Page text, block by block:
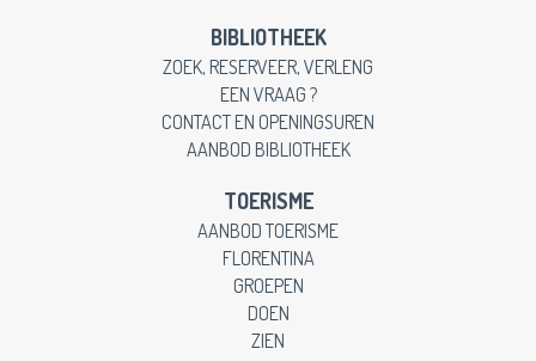
BIBLIOTHEEK
ZOEK, RESERVEER, VERLENG
EEN VRAAG ?
CONTACT EN OPENINGSUREN
AANBOD BIBLIOTHEEK
TOERISME
AANBOD TOERISME
FLORENTINA
GROEPEN
DOEN
ZIEN